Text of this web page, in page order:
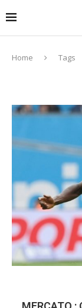
Home Tags